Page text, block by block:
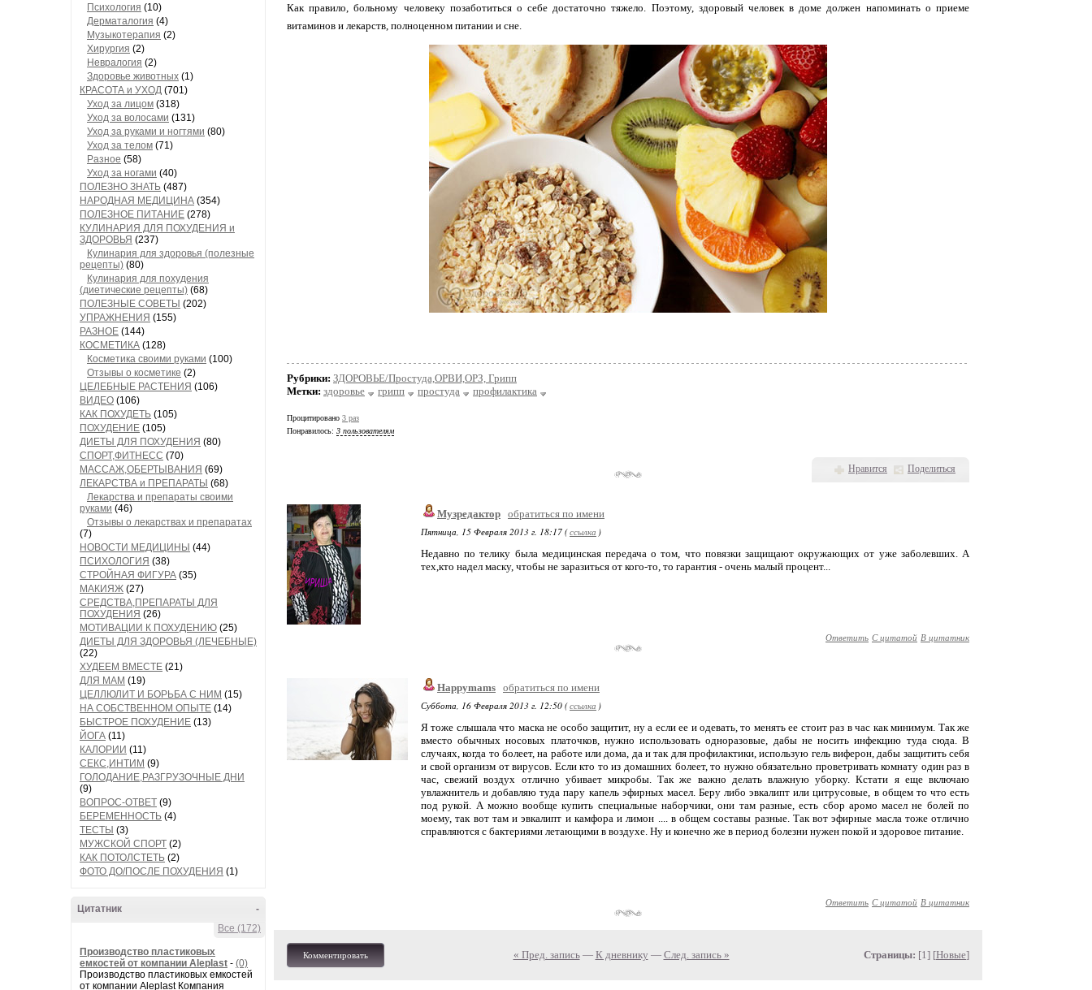
Психология (10)
Дерматалогия (4)
Музыкотерапия (2)
Хирургия (2)
Невралогия (2)
Здоровье животных (1)
КРАСОТА и УХОД (701)
Уход за лицом (318)
Уход за волосами (131)
Уход за руками и ногтями (80)
Уход за телом (71)
Разное (58)
Уход за ногами (40)
ПОЛЕЗНО ЗНАТЬ (487)
НАРОДНАЯ МЕДИЦИНА (354)
ПОЛЕЗНОЕ ПИТАНИЕ (278)
КУЛИНАРИЯ ДЛЯ ПОХУДЕНИЯ и
ЗДОРОВЬЯ (237)
Кулинария для здоровья (полезные
рецепты) (80)
Кулинария для похудения
(диетические рецепты) (68)
ПОЛЕЗНЫЕ СОВЕТЫ (202)
УПРАЖНЕНИЯ (155)
РАЗНОЕ (144)
КОСМЕТИКА (128)
Косметика своими руками (100)
Отзывы о косметике (2)
ЦЕЛЕБНЫЕ РАСТЕНИЯ (106)
ВИДЕО (106)
КАК ПОХУДЕТЬ (105)
ПОХУДЕНИЕ (105)
ДИЕТЫ ДЛЯ ПОХУДЕНИЯ (80)
СПОРТ,ФИТНЕСС (70)
МАССАЖ,ОБЕРТЫВАНИЯ (69)
ЛЕКАРСТВА и ПРЕПАРАТЫ (68)
Лекарства и препараты своими
руками (46)
Отзывы о лекарствах и препаратах
(7)
НОВОСТИ МЕДИЦИНЫ (44)
ПСИХОЛОГИЯ (38)
СТРОЙНАЯ ФИГУРА (35)
МАКИЯЖ (27)
СРЕДСТВА,ПРЕПАРАТЫ ДЛЯ
ПОХУДЕНИЯ (26)
МОТИВАЦИИ К ПОХУДЕНИЮ (25)
ДИЕТЫ ДЛЯ ЗДОРОВЬЯ (ЛЕЧЕБНЫЕ)
(22)
ХУДЕЕМ ВМЕСТЕ (21)
ДЛЯ МАМ (19)
ЦЕЛЛЮЛИТ И БОРЬБА С НИМ (15)
НА СОБСТВЕННОМ ОПЫТЕ (14)
БЫСТРОЕ ПОХУДЕНИЕ (13)
ЙОГА (11)
КАЛОРИИ (11)
СЕКС,ИНТИМ (9)
ГОЛОДАНИЕ,РАЗГРУЗОЧНЫЕ ДНИ
(9)
ВОПРОС-ОТВЕТ (9)
БЕРЕМЕННОСТЬ (4)
ТЕСТЫ (3)
МУЖСКОЙ СПОРТ (2)
КАК ПОТОЛСТЕТЬ (2)
ФОТО ДО/ПОСЛЕ ПОХУДЕНИЯ (1)
-
Цитатник
Все (172)
Производство пластиковых
емкостей от компании Aleplast - (0)
Производство пластиковых емкостей
от компании Aleplast Компания
Как правило, больному человеку позаботиться о себе достаточно тяжело. Поэтому, здоровый человек в доме должен напоминать о приеме
витаминов и лекарств, полноценном питании и сне.
Рубрики: ЗДОРОВЬЕ/Простуда,ОРВИ,ОРЗ, Грипп
Метки: здоровье грипп простуда профилактика
Процитировано 3 раз
Понравилось: 3 пользователям
Нравится Поделиться
Музредактор обратиться по имени
Пятница, 15 Февраля 2013 г. 18:17 (ссылка )
Недавно по телику была медицинская передача о том, что повязки защищают окружающих от уже заболевших. А
тех,кто надел маску, чтобы не заразиться от кого-то, то гарантия - очень малый процент...
Ответить С цитатой В цитатник
Happymams обратиться по имени
Суббота, 16 Февраля 2013 г. 12:50 (ссылка )
Я тоже слышала что маска не особо защитит, ну а если ее и одевать, то менять ее стоит раз в час как минимум. Так же
вместо обычных носовых платочков, нужно использовать одноразовые, дабы не носить инфекцию туда сюда. В
случаях, когда то болеет, на работе или дома, да и так для профилактики, использую гель виферон, дабы защитить себя
и свой организм от вирусов. Если кто то из домашних болеет, то нужно обязательно проветривать комнату один раз в
час, свежий воздух отлично убивает микробы. Так же важно делать влажную уборку. Кстати я еще включаю
увлажнитель и добавляю туда пару капель эфирных масел. Беру либо эвкалипт или цитрусовые, в общем то что есть
под рукой. А можно вообще купить специальные наборчики, они там разные, есть сбор аромо масел не болей по
моему, так вот там и эвкалипт и камфора и лимон .... в общем составы разные. Так вот эфирные масла тоже отлично
справляются с бактериями летающими в воздухе. Ну и конечно же в период болезни нужен покой и здоровое питание.
Ответить С цитатой В цитатник
Комментировать « Пред. запись— К дневнику — След. запись » Страницы: [1] [Новые]